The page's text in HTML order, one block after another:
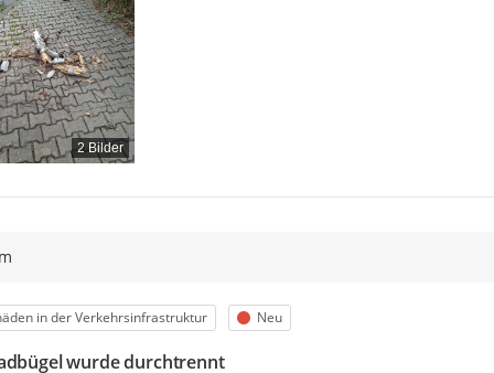
2 Bilder
in der Verkehrsinfrastruktur Status
Neu
wurde durchtrennt